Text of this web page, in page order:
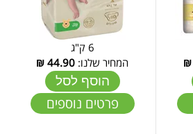
₪
6 ק"ג
המחיר שלנו: 44.90
₪
הוסף לסל
פרטים נוספים